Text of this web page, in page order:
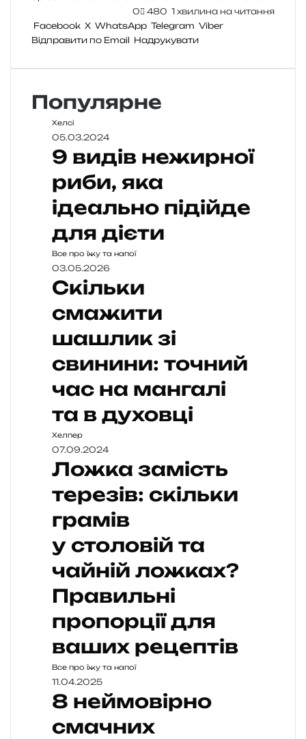
0
480 1 хвилина на читання
Facebook X WhatsApp Telegram Viber
Відправити по Email Надрукувати
Популярне
Хелсі
05.03.2024
9 видів нежирної
риби, яка
ідеально підійде
для дієти
Все про їжу та напої
03.05.2026
Скільки
смажити
шашлик зі
свинини: точний
час на мангалі
та в духовці
Хелпер
07.09.2024
Ложка замість
терезів: скільки
грамів
у столовій та
чайній ложках?
Правильні
пропорції для
ваших рецептів
Все про їжу та напої
11.04.2025
8 неймовірно
смачних